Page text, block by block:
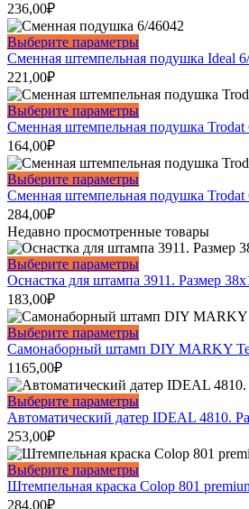
несколько
вариаций.
Опции
можно
на
странице
товара.
236,00₽
Выберите параметрыЭтот
товар
несколько
вариаций.
Опции
можно
на
странице
товара.
Сменная штемпельная подушка Ideal
221,00₽
Выберите параметрыЭтот
товар
несколько
вариаций.
Опции
можно
на
странице
товара.
Сменная штемпельная подушка Trodat
164,00₽
Выберите параметрыЭтот
товар
несколько
вариаций.
Опции
можно
выбрать
странице
товара.
Сменная штемпельная подушка Trodat
284,00₽
Недавно просмотренные товары
Выберите параметрыЭтот
товар
несколько
вариаций.
Опции
можно
выбрать
на
странице
товара.
Оснастка для штампа 3911. Размер
183,00₽
Выберите параметрыЭтот
товар
несколько
вариаций.
Опции
можно
выбрать
на
странице
товара.
Самонаборный штамп DIY MARKY
1165,00₽
Выберите параметрыЭтот
товар
несколько
вариаций.
Опции
можно
Автоматический датер IDEAL 4810.
253,00₽
Выберите параметрыЭтот
товар
Штемпельная краска Colop 801
284,00₽